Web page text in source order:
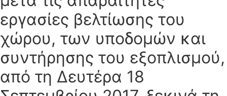
εργασίες βελτίωσης του
χώρου, των υποδομών και
συντήρησης του εξοπλισμού,
από τη Δευτέρα 18